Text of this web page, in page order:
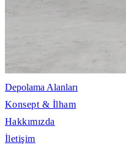
Depolama Alanları
Konsept & İlham
Hakkımızda
İletişim